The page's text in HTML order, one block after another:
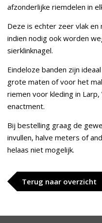
afzonderlijke riemdelen in
Deze is echter zeer vlak en
indien nodig ook worden
sierklinknagel.
Eindeloze banden zijn
grote maten of voor het
riemen voor kleding in
enactment.
Bij bestelling graag de
invullen, halve meters of
helaas niet mogelijk.
Terug naar overzicht